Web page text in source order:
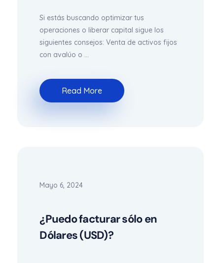
Si estás buscando optimizar tus
operaciones o liberar capital sigue los
siguientes consejos: Venta de activos fijos
con avalúo o ...
Read More
Mayo 6, 2024
¿Puedo facturar sólo en
Dólares (USD)?